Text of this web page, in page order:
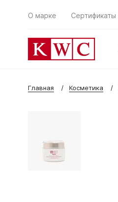
О марке Сертификаты
Главная Косметика